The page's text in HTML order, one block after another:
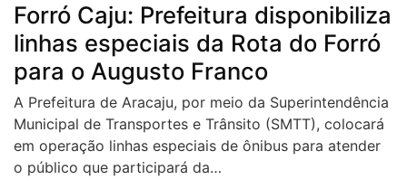
Forró Caju: Prefeitura disponibiliza
linhas especiais da Rota do Forró
para o Augusto Franco
A Prefeitura de Aracaju, por meio da Superintendência
Municipal de Transportes e Trânsito (SMTT), colocará
em operação linhas especiais de ônibus para atender
o público que participará da…